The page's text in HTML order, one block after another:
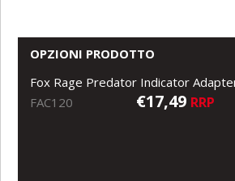
OPZIONI PRODOTTO
Fox Rage Predator Indicator
FAC120
€17,49 RRP